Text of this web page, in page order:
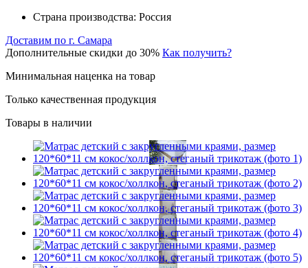
Страна производства: Россия
Доставим по г. Самара
Дополнительные скидки до 30% Как получить?
Минимальная наценка на товар
Только качественная продукция
Товары в наличии